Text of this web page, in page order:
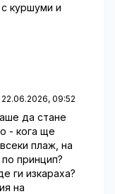
куршуми и
22.06.2026, 09:52
да стане
- кога ще
плаж, на
принцип?
ги изкараха?
на